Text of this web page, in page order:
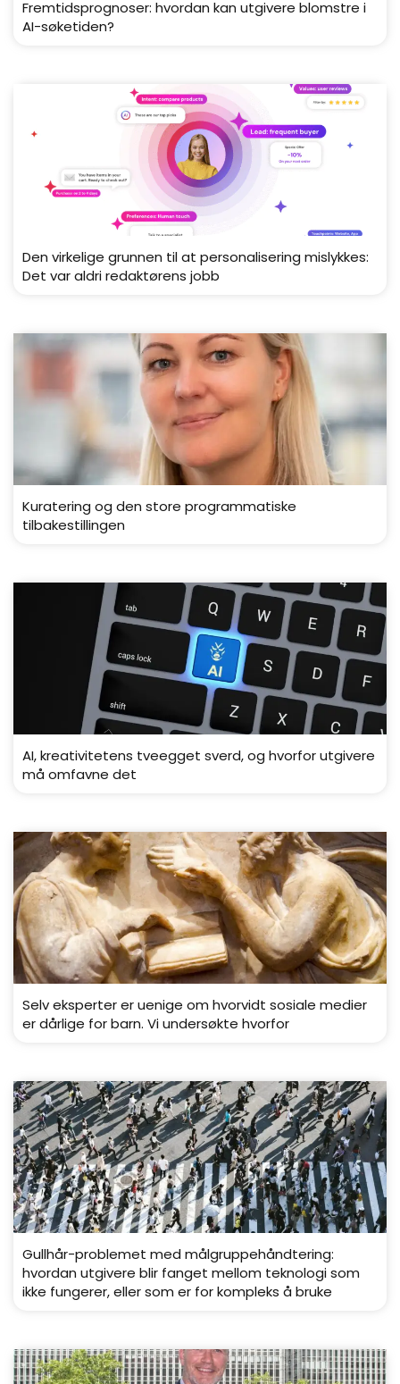
Fremtidsprognoser: hvordan kan utgivere blomstre i
AI-søketiden?
Den virkelige grunnen til at personalisering mislykkes:
Det var aldri redaktørens jobb
Kuratering og den store programmatiske
tilbakestillingen
AI, kreativitetens tveegget sverd, og hvorfor utgivere
må omfavne det
Selv eksperter er uenige om hvorvidt sosiale medier
er dårlige for barn. Vi undersøkte hvorfor
Gullhår-problemet med målgruppehåndtering:
hvordan utgivere blir fanget mellom teknologi som
ikke fungerer, eller som er for kompleks å bruke